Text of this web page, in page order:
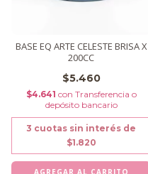
BASE EQ ARTE CELESTE BRISA X
200CC
$5.460
$4.641 con Transferencia o
depósito bancario
3 cuotas sin interés de
$1.820